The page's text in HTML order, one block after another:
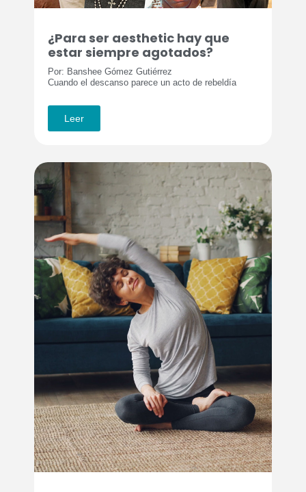
¿Para ser aesthetic hay que
estar siempre agotados?
Por: Banshee Gómez Gutiérrez
Cuando el descanso parece un acto de rebeldía
Leer